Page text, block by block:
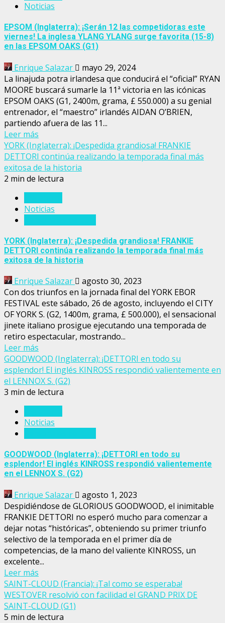
Noticias
EPSOM (Inglaterra): ¡Serán 12 las competidoras este
viernes! La inglesa YLANG YLANG surge favorita (15-8)
en las EPSOM OAKS (G1)
Enrique Salazar
mayo 29, 2024
La linajuda potra irlandesa que conducirá el “oficial” RYAN
MOORE buscará sumarle la 11ª victoria en las icónicas
EPSOM OAKS (G1, 2400m, grama, £ 550.000) a su genial
entrenador, el “maestro” irlandés AIDAN O’BRIEN,
partiendo afuera de las 11...
Leer más
YORK (Inglaterra): ¡Despedida grandiosa! FRANKIE
DETTORI continúa realizando la temporada final más
exitosa de la historia
2 min de lectura
Noticias
YORK (Inglaterra): ¡Despedida grandiosa! FRANKIE
DETTORI continúa realizando la temporada final más
exitosa de la historia
Enrique Salazar
agosto 30, 2023
Con dos triunfos en la jornada final del YORK EBOR
FESTIVAL este sábado, 26 de agosto, incluyendo el CITY
OF YORK S. (G2, 1400m, grama, £ 500.000), el sensacional
jinete italiano prosigue ejecutando una temporada de
retiro espectacular, mostrando...
Leer más
GOODWOOD (Inglaterra): ¡DETTORI en todo su
esplendor! El inglés KINROSS respondió valientemente en
el LENNOX S. (G2)
3 min de lectura
Noticias
GOODWOOD (Inglaterra): ¡DETTORI en todo su
esplendor! El inglés KINROSS respondió valientemente
en el LENNOX S. (G2)
Enrique Salazar
agosto 1, 2023
Despidiéndose de GLORIOUS GOODWOOD, el inimitable
FRANKIE DETTORI no esperó mucho para comenzar a
dejar notas “históricas”, obteniendo su primer triunfo
selectivo de la temporada en el primer día de
competencias, de la mano del valiente KINROSS, un
excelente...
Leer más
SAINT-CLOUD (Francia): ¡Tal como se esperaba!
WESTOVER resolvió con facilidad el GRAND PRIX DE
SAINT-CLOUD (G1)
5 min de lectura